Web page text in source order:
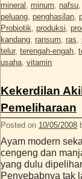
mineral , minum, nafsu,
peluang, penghasilan,
Probiotik, produksi,
kandang, ransum, ras,
telur, terengah-engah,
usaha, vitamin
Kekerdilan
Pemeliharaan
Posted on 10/05/2008
Ayam modern
cengeng dan
yang dulu
Penyebabnya tak